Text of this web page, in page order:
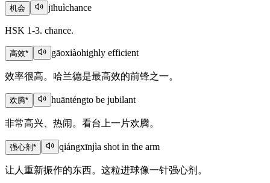
机会 jīhuìchance
HSK 1-3. chance.
高效* gāoxiàohighly efficient
效率很高。哈兰德是最高效的前锋之一。
欢腾* huānténgto be jubilant
非常高兴、热闹。看台上一片欢腾。
强心剂 * qiángxīnjìa shot in the arm
让人重新振作的东西。这粒进球像一针强心剂。